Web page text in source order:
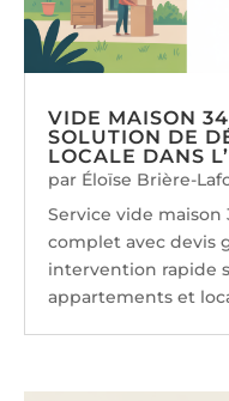
VIDE MAISON
SOLUTION DE
LOCALE DANS
par Éloïse Brière-
Service vide maison
complet avec devis
intervention rapide
appartements et